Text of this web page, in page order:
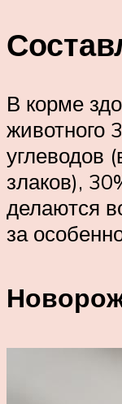
В корме
животного
углеводов
злаков),
делаются
за